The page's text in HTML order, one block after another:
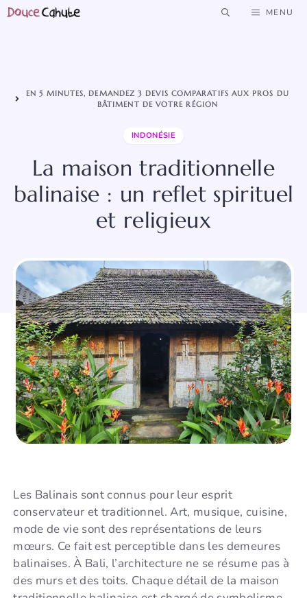
Aller
MENU
EN 5 MINUTES, DEMANDEZ 3 DEVIS COMPARATIFS AUX PROS DU
BÂTIMENT DE VOTRE RÉGION
INDONÉSIE
La maison traditionnelle
balinaise : un reflet spirituel
et religieux
Les Balinais sont connus pour leur esprit
conservateur et traditionnel. Art, musique, cuisine,
mode de vie sont des représentations de leurs
mœurs. Ce fait est perceptible dans les demeures
balinaises. À Bali, l’architecture ne se résume pas à
des murs et des toits. Chaque détail de la maison